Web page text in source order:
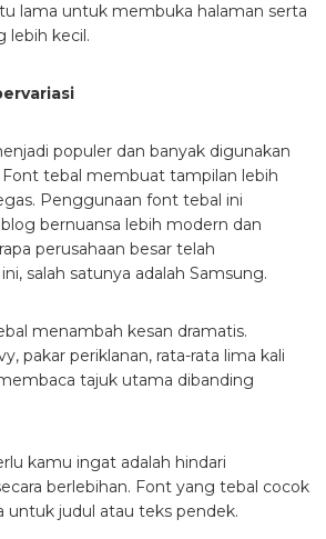
lama untuk membuka halaman serta
lebih kecil.
populer dan banyak digunakan
Font tebal membuat tampilan lebih
Penggunaan font tebal ini
bernuansa lebih modern dan
perusahaan besar telah
salah satunya adalah Samsung.
menambah kesan dramatis.
pakar periklanan, rata-rata lima kali
tajuk utama dibanding
kamu ingat adalah hindari
berlebihan. Font yang tebal cocok
untuk judul atau teks pendek.